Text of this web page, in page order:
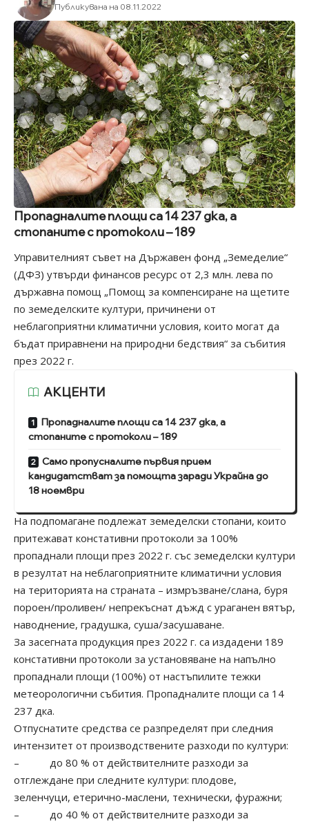
Публикувана на 08.11.2022
Пропадналите площи са 14 237 дка, а
стопаните с протоколи – 189
Управителният съвет на Държавен фонд „Земеделие“
(ДФЗ) утвърди финансов ресурс от 2,3 млн. лева по
държавна помощ „Помощ за компенсиране на щетите
по земеделските култури, причинени от
неблагоприятни климатични условия, които могат да
бъдат приравнени на природни бедствия“ за събития
през 2022 г.
АКЦЕНТИ
Пропадналите площи са 14 237 дка, а
стопаните с протоколи – 189
Само пропусналите първия прием
кандидатстват за помощта заради Украйна до
18 ноември
На подпомагане подлежат земеделски стопани, които
притежават констативни протоколи за 100%
пропаднали площи през 2022 г. със земеделски култури
в резултат на неблагоприятните климатични условия
на територията на страната – измръзване/слана, буря
пороен/проливен/ непрекъснат дъжд с ураганен вятър,
наводнение, градушка, суша/засушаване.
За засегната продукция през 2022 г. са издадени 189
констативни протоколи за установяване на напълно
пропаднали площи (100%) от настъпилите тежки
метеорологични събития. Пропадналите площи са 14
237 дка.
Отпуснатите средства се разпределят при следния
интензитет от производствените разходи по култури:
– до 80 % от действителните разходи за
отглеждане при следните култури: плодове,
зеленчуци, етерично-маслени, технически, фуражни;
– до 40 % от действителните разходи за